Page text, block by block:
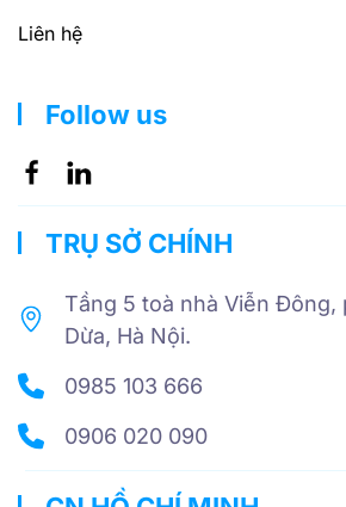
Liên hệ
Follow us
TRỤ SỞ CHÍNH
Tầng 5 toà nhà Viễn Đông,
Dừa, Hà Nội.
0985 103 666
0906 020 090